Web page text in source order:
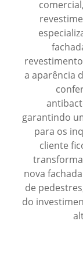
a aparência
garantindo
para os
cliente
nova
de
do